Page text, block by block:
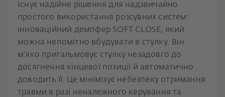
Існує надійне рішення для надзвичайно
простого використання розсувних систем:
інноваційний демпфер SOFT CLOSE, який
можна непомітно вбудувати в стулку. Він
м’яко пригальмовує стулку незадовго до
досягнення кінцевої позиції й автоматично
доводить її. Це мінімізує небезпеку отримання
травми в разі неналежного керування та